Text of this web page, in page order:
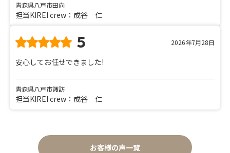
青森県八戸市田向
担当KIREI crew：成谷 仁
5 2026年7月28日
安心してお任せできました!
青森県八戸市諏訪
担当KIREI crew：成谷 仁
お客様の声一覧